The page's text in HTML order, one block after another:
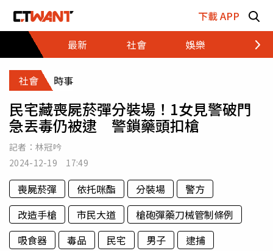
下載 APP
最新
社會 娛樂 財經
社會 時事
民宅藏喪屍菸彈分裝場！1女見警破門
急丟毒仍被逮 警鎖藥頭扣槍
記者： 林冠吟
2024-12-19 17:49
喪屍菸彈 依托咪酯 分裝場
警方
改造手槍
市民大道
槍砲彈藥刀械管制條例
吸食器
毒品 民宅 男子
逮捕